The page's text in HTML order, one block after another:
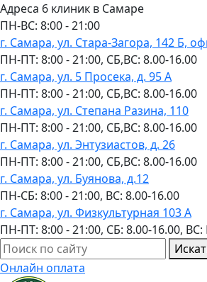
Адреса 6 клиник в Самаре
ПН-ВC: 8:00 - 21:00
г. Самара, ул. Стара-Загора, 142 Б,
ПН-ПТ: 8:00 - 21:00, СБ,ВС: 8.00-16.00
г. Самара, ул. 5 Просека, д. 95 А
ПН-ПТ: 8:00 - 21:00, СБ,ВС: 8.00-16.00
г. Самара, ул. Степана Разина, 110
ПН-ПТ: 8:00 - 21:00, СБ,ВС: 8.00-16.00
г. Самара, ул. Энтузиастов, д. 26
ПН-ПТ: 8:00 - 21:00, СБ,ВС: 8.00-16.00
г. Самара, ул. Буянова, д.12
ПН-СБ: 8:00 - 21:00, ВС: 8.00-16.00
г. Самара, ул. Физкультурная 103 А
ПН-ПТ: 8:00 - 21:00, СБ: 8.00-16.00,
Онлайн оплата